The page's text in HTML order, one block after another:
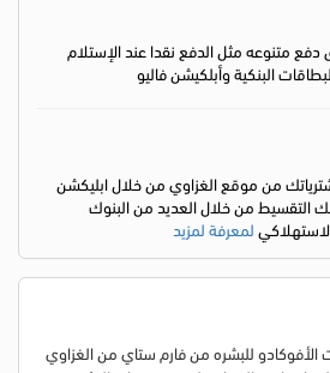
متنوعه مثل الدفع نقدا عند الإستلام
البنكية وأبلكيشن فاليو
من موقع الغزاوي من خلال ابليكشن
التقسيط من خلال العديد من البنوك
لمعرفة لمزيد
للبشره من فارم ستاي من الغزاوي